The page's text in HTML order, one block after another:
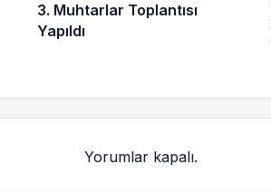
3. Muhtarlar Toplantısı
Yapıldı
Yorumlar kapalı.